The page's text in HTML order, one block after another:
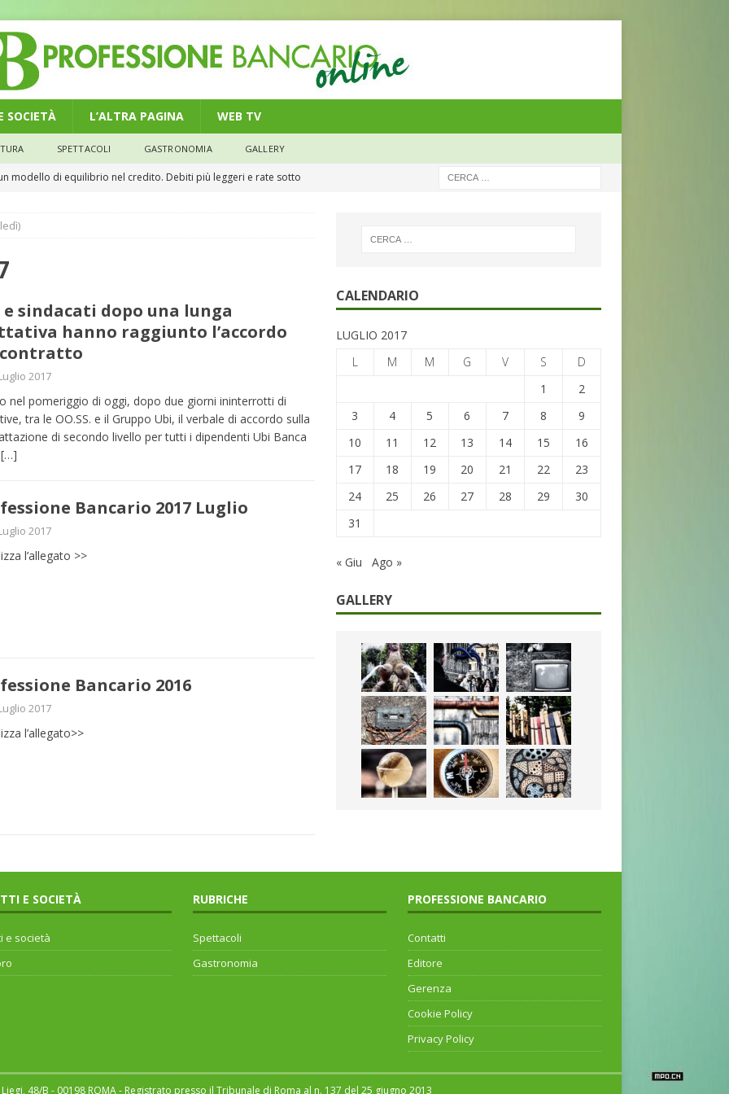
SOCIETÀ L’ALTRA PAGINA WEB TV
SPETTACOLI GASTRONOMIA GALLERY
modello di equilibrio nel credito. Debiti più leggeri e rate sotto
e il credito: più finanziamenti della media nazionale, ma rate e
in denaro, ma anche i benefit aziendali
DIRITTI E SOCIETÀ
la spiaggia senza mettere a rischio la salute oculare
non cedono al tempo: i 46 anni della strage di Bologna
e sindacati dopo una lunga
hanno raggiunto l’accordo
2017
nel pomeriggio di oggi, dopo due giorni ininterrotti di
tra le OO.SS. e il Gruppo Ubi, il verbale di accordo sulla
di secondo livello per tutti i dipendenti Ubi Banca
[…]
Bancario 2017 Luglio
2017
l’allegato >>
Bancario 2016
2017
l’allegato>>
CALENDARIO
LUGLIO 2017
L
M M G V S
D
1
2
3
4 5 6 7 8
9
10
11 12 13 14 15
16
17
18 19 20 21 22
23
24
25 26 27 28 29
30
31
« Giu Ago »
GALLERY
E SOCIETÀ
e società
RUBRICHE
Spettacoli
Gastronomia
PROFESSIONE BANCARIO
Contatti
Editore
Gerenza
Cookie Policy
Privacy Policy
48/B - 00198 ROMA - Registrato presso il Tribunale di Roma al n. 137 del 25 giugno 2013